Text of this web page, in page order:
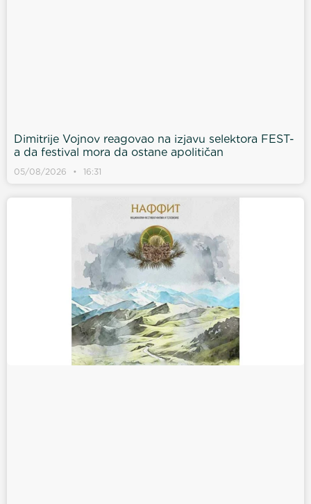
Dimitrije Vojnov reagovao na izjavu selektora FEST-
a da festival mora da ostane apolitičan
05/08/2026 16:31